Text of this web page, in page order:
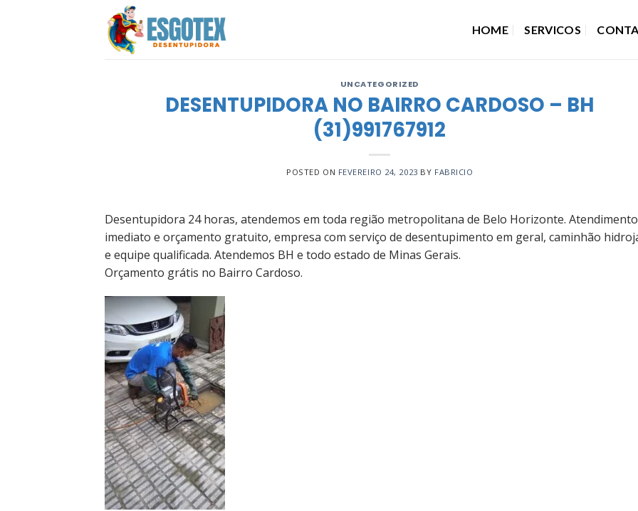
HOME SERVICOS
UNCATEGORIZED
DESENTUPIDORA NO BAIRRO CARDOSO – BH
(31)991767912
POSTED ON FEVEREIRO 24, 2023 BY FABRICIO
Desentupidora 24 horas, atendemos em toda região metropolitana de Belo Horizonte. Atendimento
imediato e orçamento gratuito, empresa com serviço de desentupimento em geral, caminhão
e equipe qualificada. Atendemos BH e todo estado de Minas Gerais.
Orçamento grátis no Bairro Cardoso.